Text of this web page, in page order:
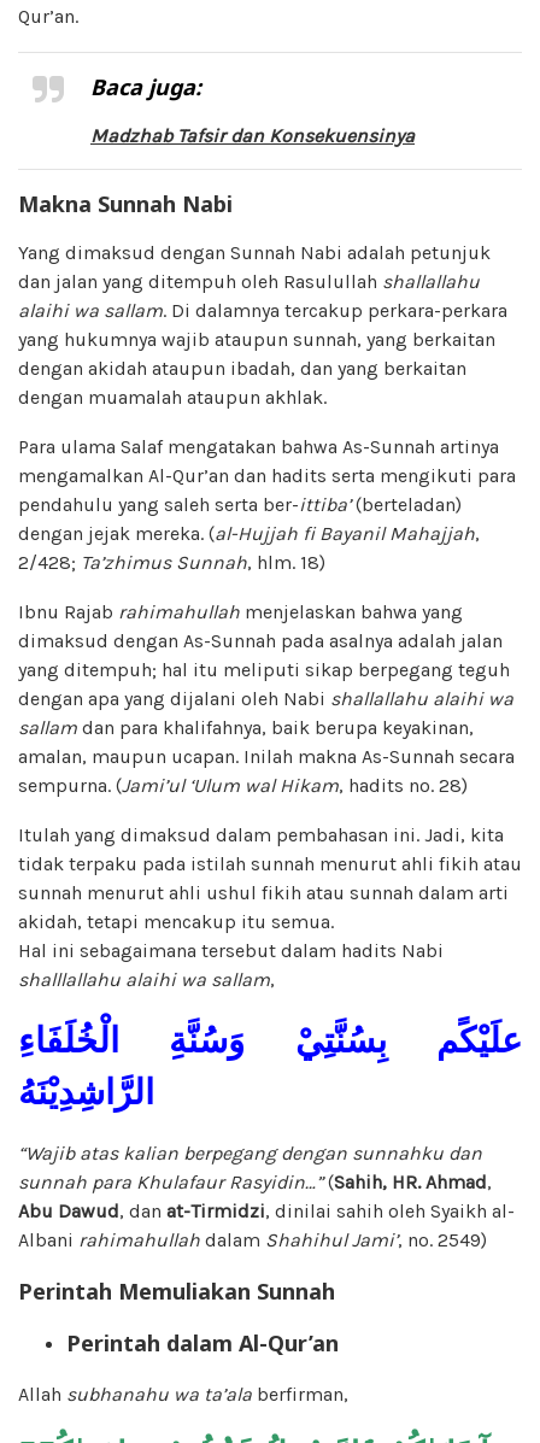
Qur’an.
Baca juga:
Madzhab Tafsir dan Konsekuensinya
Makna Sunnah Nabi
Yang dimaksud dengan Sunnah Nabi adalah petunjuk
dan jalan yang ditempuh oleh Rasulullah shallallahu
alaihi wa sallam. Di dalamnya tercakup perkara-perkara
yang hukumnya wajib ataupun sunnah, yang berkaitan
dengan akidah ataupun ibadah, dan yang berkaitan
dengan muamalah ataupun akhlak.
Para ulama Salaf mengatakan bahwa As-Sunnah artinya
mengamalkan Al-Qur’an dan hadits serta mengikuti para
pendahulu yang saleh serta ber-ittiba’(berteladan)
dengan jejak mereka. (al-Hujjah fi Bayanil Mahajjah,
2/428; Ta’zhimus Sunnah, hlm. 18)
Ibnu Rajab rahimahullah menjelaskan bahwa yang
dimaksud dengan As-Sunnah pada asalnya adalah jalan
yang ditempuh; hal itu meliputi sikap berpegang teguh
dengan apa yang dijalani oleh Nabi shallallahu alaihi wa
sallam dan para khalifahnya, baik berupa keyakinan,
amalan, maupun ucapan. Inilah makna As-Sunnah secara
sempurna. (Jami’ul ‘Ulum wal Hikam, hadits no. 28)
Itulah yang dimaksud dalam pembahasan ini. Jadi, kita
tidak terpaku pada istilah sunnah menurut ahli fikih atau
sunnah menurut ahli ushul fikih atau sunnah dalam arti
akidah, tetapi mencakup itu semua.
Hal ini sebagaimana tersebut dalam hadits Nabi
shalllallahu alaihi wa sallam,
علَيْكًم بِسُنَّتِيْ وَسُنَّةِ الْخُلَفَاءِ
الرَّاشِدِيْنَهُ
“Wajib atas kalian berpegang dengan sunnahku dan
sunnah para Khulafaur Rasyidin…”(Sahih, HR. Ahmad,
Abu Dawud, dan at-Tirmidzi, dinilai sahih oleh Syaikh al-
Albani rahimahullah dalam Shahihul Jami’, no. 2549)
Perintah Memuliakan Sunnah
Perintah dalam Al-Qur’an
Allah subhanahu wa ta’ala berfirman,